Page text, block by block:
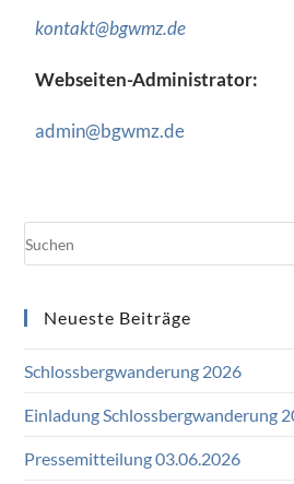
kontakt@bgwmz.de
Webseiten-Administrator:
admin@bgwmz.de
Neueste Beiträge
Schlossbergwanderung 2026
Einladung Schlossbergwanderung
Pressemitteilung 03.06.2026